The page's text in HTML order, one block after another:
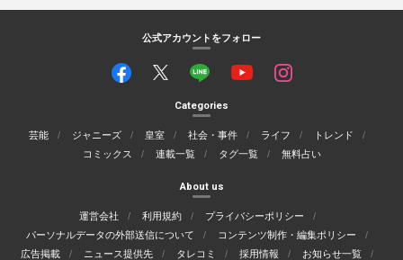
公式アカウントをフォロー
Categories
芸能 ジャニーズ 皇室 社会・事件 ライフ
トレンド
コミックス
連載一覧 タグ一覧 無料占い
About us
運営会社 利用規約
プライバシーポリシー
パーソナルデータの外部送信について
コンテンツ制作・編集ポリシー
広告掲載
ニュース提供先 タレコミ 採用情報
お知らせ一覧